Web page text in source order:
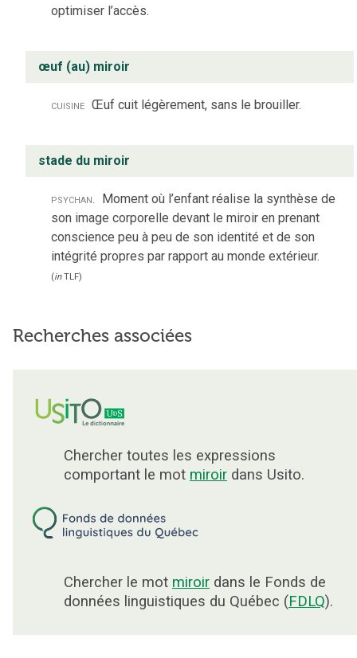
optimiser l’accès.
œuf (au) miroir
cuisine Œuf cuit légèrement, sans le brouiller.
stade du miroir
psychan. Moment où l’enfant réalise la synthèse de
son image corporelle devant le miroir en prenant
conscience peu à peu de son identité et de son
intégrité propres par rapport au monde extérieur.
(inTLF)
Recherches associées
Chercher toutes les expressions
comportant le mot miroir dans Usito.
Chercher le mot miroir dans le Fonds de
données linguistiques du Québec (FDLQ).